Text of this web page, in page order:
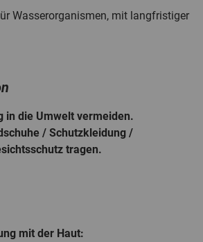
Wasserorganismen, mit langfristiger
in die Umwelt vermeiden.
/ Schutzkleidung /
tragen.
mit der Haut: